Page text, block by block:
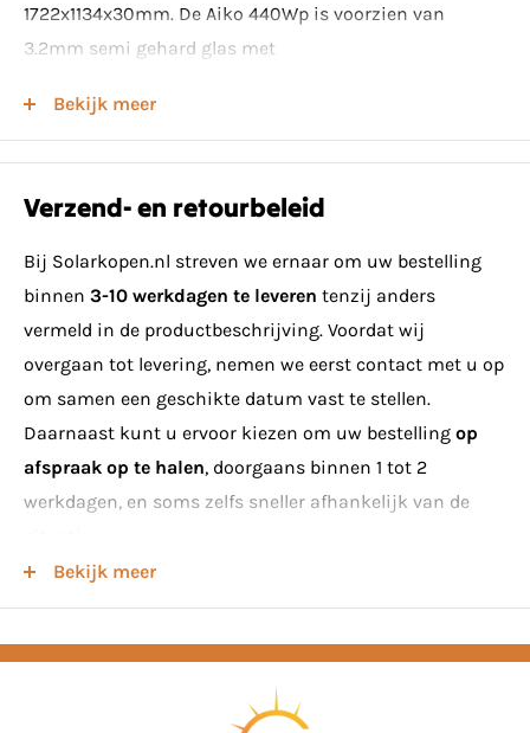
1722x1134x30mm. De Aiko 440Wp is voorzien van
3.2mm semi gehard glas met
MAH54Mb-BK over een rendement van 22.5% en heeft
effectief zonlicht te absorberen. Bij Aiko Solar
zonnepanelen profiteer je van 15 jaar product- en 30
jaar vermogensgarantie. Er zitten 36 stuks op een
pallet.
Kenmerken van de AK-A440-MAH54Mb-BK
N-Type ABC
108 cellen
Zwart frame
Gewicht 21.2kg
Bekijk meer
Verzend- en retourbeleid
Bij Solarkopen.nl streven we ernaar om uw bestelling
binnen 3-10 werkdagen te leveren tenzij anders
vermeld in de productbeschrijving. Voordat wij
overgaan tot levering, nemen we eerst contact met u op
om samen een geschikte datum vast te stellen.
Daarnaast kunt u ervoor kiezen om uw bestelling op
afspraak op te halen, doorgaans binnen 1 tot 2
werkdagen, en soms zelfs sneller afhankelijk van de
Minimumeisen voor levering van zonnepanelen
zonnepanelen voor levering eenminimum van 8 stuks
vereist is. Bij bestellingen onder dit aantal kunnen we
Bekijk meer